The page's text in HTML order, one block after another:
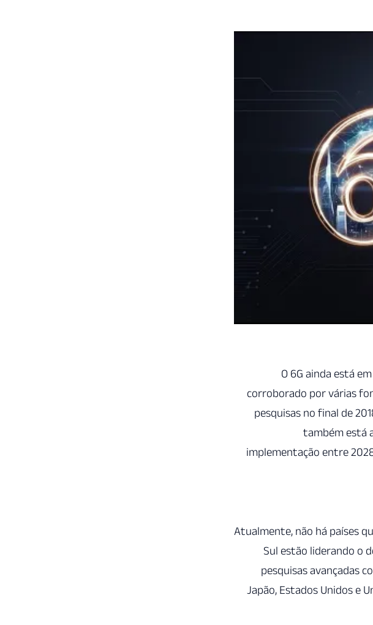
O 6G ainda está
corroborado por várias
pesquisas no final de
também está
implementação entre
Atualmente, não há países
Sul estão liderando o
pesquisas avançadas
Japão, Estados Unidos e